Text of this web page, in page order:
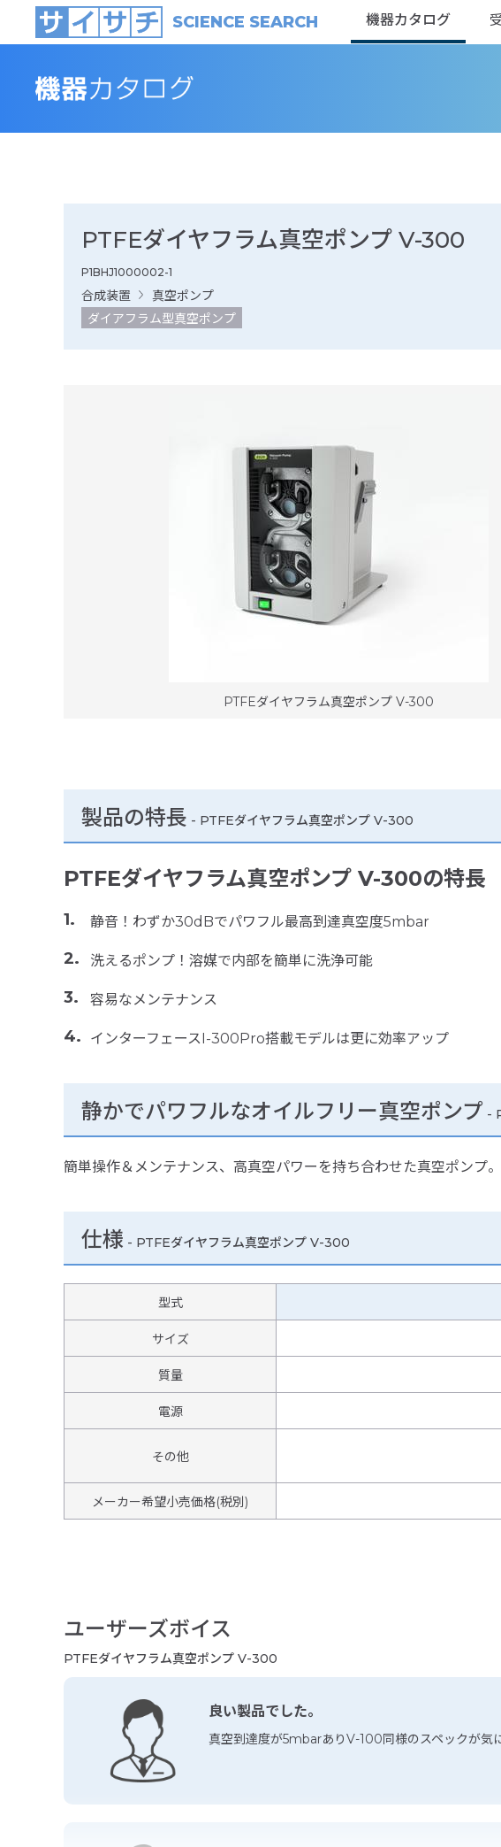
SCIENCE SEARCH 機器カタログ
PTFEダイヤフラム真空ポンプ V-300
P1BHJ1000002-1
合成装置
真空ポンプ
ダイアフラム型真空ポンプ
PTFEダイヤフラム真空ポンプ V-300
製品の特長 - PTFEダイヤフラム真空ポンプ V-300
PTFEダイヤフラム真空ポンプ V-300の特長
静音！わずか30dBでパワフル最高到達真空度5mbar
洗えるポンプ！溶媒で内部を簡単に洗浄可能
容易なメンテナンス
インターフェースI-300Pro搭載モデルは更に効率アップ
静かでパワフルなオイルフリー真空ポンプ -
簡単操作＆メンテナンス、高真空パワーを持ち合わせた真空ポンプ
仕様 - PTFEダイヤフラム真空ポンプ V-300
型式
サイズ
質量
電源
その他
メーカー希望小売価格(税別)
ユーザーズボイス
PTFEダイヤフラム真空ポンプ V-300
良い製品でした。
真空到達度が5mbarありV-100同様のスペックが気に